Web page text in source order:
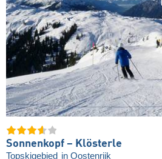
Sonnenkopf – Klösterle
Topskigebied in Oostenrijk